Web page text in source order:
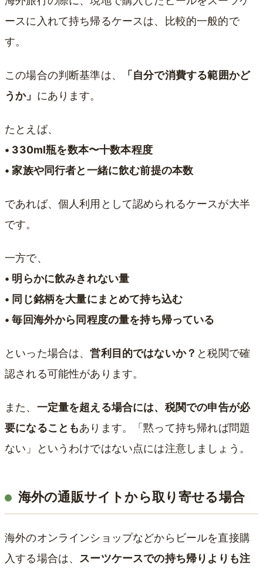
ースに入れて持ち帰るケースは、比較的一般的で
す。
この場合の判断基準は、
「自分で消費する範囲かど
うか」 にあります。
たとえば、
• 330ml瓶を数本〜十数本程度
• 家族や同行者と一緒に飲む前提の本数
であれば、個人利用として認められるケースが大半
です。
一方で、
• 明らかに飲みきれない量
• 同じ銘柄を大量にまとめて持ち込む
• 毎回海外から同程度の量を持ち帰っている
といった場合は、営利目的ではないか？ と税関で確
認される可能性があります。
また、 一定量を超える場合には、税関での申告が必
要になることもあります。「黙って持ち帰れば問題
ない」というわけではない点には注意しましょう。
海外の通販サイトから取り寄せる場合
海外のオンラインショップなどからビールを直接購
入する場合は、 スーツケースでの持ち帰りよりも注